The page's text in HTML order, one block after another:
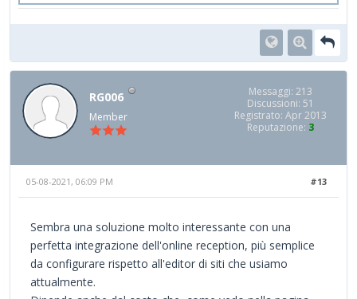
RG006
Member
Messaggi: 213
Discussioni: 51
Registrato: Apr 2013
Reputazione: 3
#13
05-08-2021, 06:09 PM
Sembra una soluzione molto interessante con una
perfetta integrazione dell'online reception, più semplice
da configurare rispetto all'editor di siti che usiamo
attualmente.